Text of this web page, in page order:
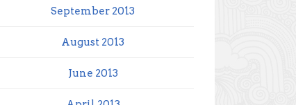
September 2013
August 2013
June 2013